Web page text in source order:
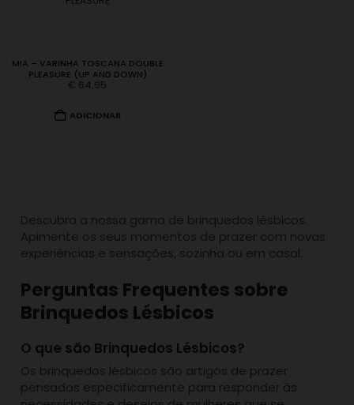
MIA – VARINHA TOSCANA DOUBLE
PLEASURE (UP AND DOWN)
€ 64,95
ADICIONAR
Descubra a nossa gama de brinquedos lésbicos.
Apimente os seus momentos de prazer com novas
experiências e sensações, sozinha ou em casal.
Perguntas Frequentes sobre
Brinquedos Lésbicos
O que são Brinquedos Lésbicos?
Os brinquedos lésbicos são artigos de prazer
pensados especificamente para responder às